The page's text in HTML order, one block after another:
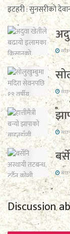
इटहरी : सुनसरीको
Discussion